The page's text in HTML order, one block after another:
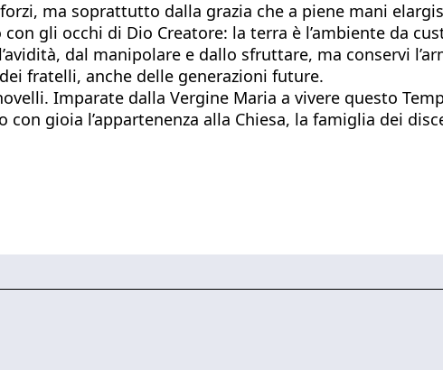
ma soprattutto dalla grazia che a piene mani
gli occhi di Dio Creatore: la terra è l’ambiente da
dal manipolare e dallo sfruttare, ma conservi
fratelli, anche delle generazioni future.
Imparate dalla Vergine Maria a vivere questo
gioia l’appartenenza alla Chiesa, la famiglia dei